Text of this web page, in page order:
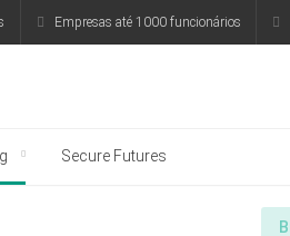
Empresas até 1000 funcionários
Secure Futures